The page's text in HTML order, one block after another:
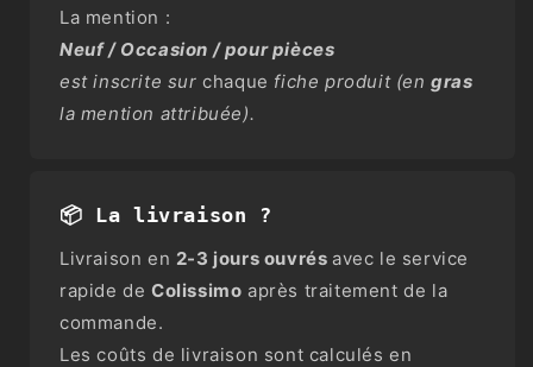
La mention :
Neuf / Occasion / pour pièces
est inscrite surchaque fiche produit (engras
la mention attribuée).
📦 La livraison ?
Livraison en 2-3 jours ouvrésavec le service
rapide de Colissimo après traitement de la
commande.
Les coûts de livraison sont calculés en